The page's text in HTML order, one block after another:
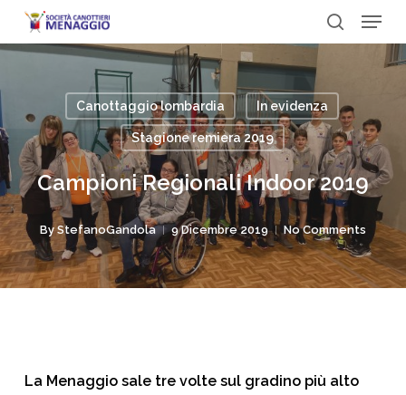
Skip
to
content
search
Menu
Canottaggio lombardia In evidenza
Stagione remiera 2019
Campioni Regionali Indoor 2019
By StefanoGandola 9 Dicembre 2019 No Comments
La Menaggio sale tre volte sul gradino più alto
Close